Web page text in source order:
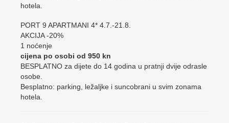
hotela.
PORT 9 APARTMANI 4* 4.7.-21.8.
AKCIJA -20%
1 noćenje
cijena po osobi od 950 kn
BESPLATNO za dijete do 14 godina u pratnji dvije odrasle
osobe.
Besplatno: parking, ležaljke i suncobrani u svim zonama
hotela.